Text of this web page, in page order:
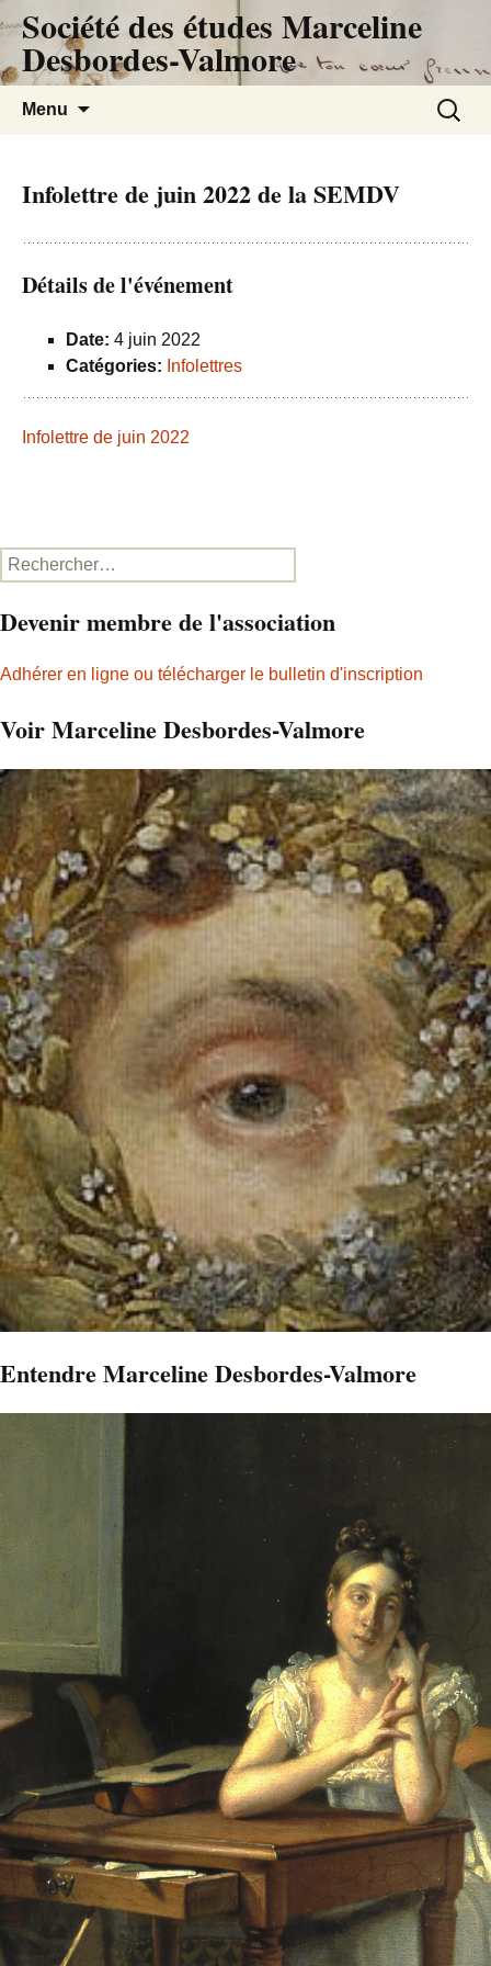
Société des études Marceline
Desbordes-Valmore
Menu
Infolettre de juin 2022 de la SEMDV
Détails de l'événement
Date: 4 juin 2022
Catégories: Infolettres
Infolettre de juin 2022
Rechercher :
Devenir membre de l'association
Adhérer en ligne ou télécharger le bulletin d'inscription
Voir Marceline Desbordes-Valmore
Entendre Marceline Desbordes-Valmore